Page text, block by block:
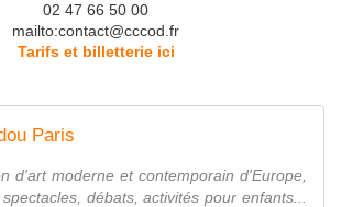
02 47 66 50 00
mailto:contact@cccod.fr
Tarifs et billetterie ici
Paris
d'art moderne et contemporain d'Europe,
débats, activités pour enfants...